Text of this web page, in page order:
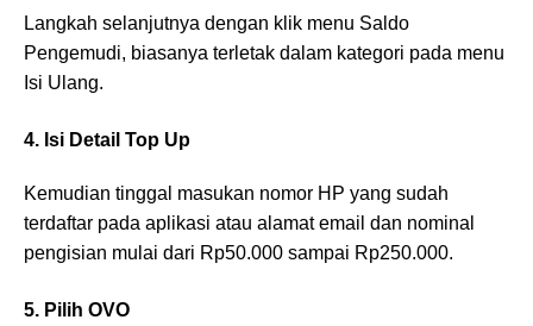
Langkah selanjutnya dengan klik menu Saldo
Pengemudi, biasanya terletak dalam kategori pada menu
Isi Ulang.
4. Isi Detail Top Up
Kemudian tinggal masukan nomor HP yang sudah
terdaftar pada aplikasi atau alamat email dan nominal
pengisian mulai dari Rp50.000 sampai Rp250.000.
5. Pilih OVO